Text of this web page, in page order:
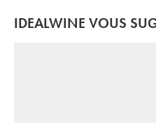
IDEALWINE VOUS